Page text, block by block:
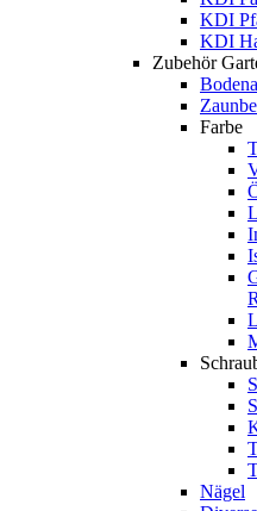
KDI
KDI
Zubehör
Farbe
Nägel